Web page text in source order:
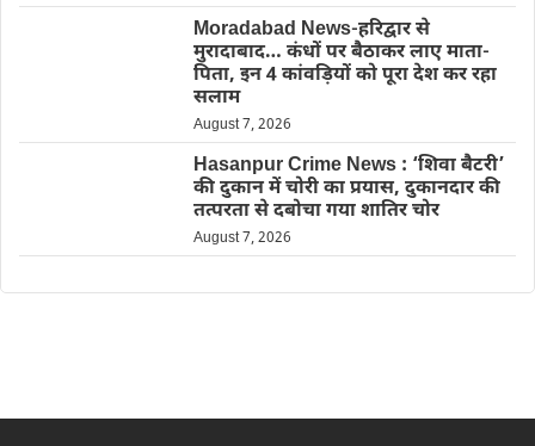
Moradabad News-हरिद्वार से
मुरादाबाद… कंधों पर बैठाकर लाए माता-
पिता, इन 4 कांवड़ियों को पूरा देश कर रहा
सलाम
August 7, 2026
Hasanpur Crime News : ‘शिवा बैटरी’
की दुकान में चोरी का प्रयास, दुकानदार की
तत्परता से दबोचा गया शातिर चोर
August 7, 2026